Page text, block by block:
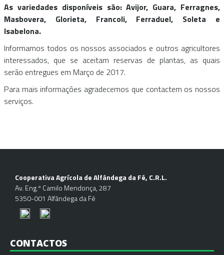
As variedades disponíveis são: Avijor, Guara, Ferragnes,
Masbovera, Glorieta, Francoli, Ferraduel, Soleta e
Isabelona.
Informamos todos os nossos associados e outros agricultores
interessados, que se aceitam reservas de plantas, as quais
serão entregues em Março de 2017.
Para mais informações agradecemos que contactem os nossos
serviços.
Cooperativa Agrícola de Alfândega da Fé, C.R.L.
Av. Eng.º Camilo Mendonça, 287
5350-001 Alfândega da Fé
CONTACTOS